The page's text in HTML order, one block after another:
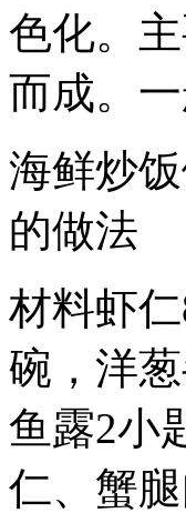
色化。
而成。
海鲜炒
的做法
材料虾
碗，洋
鱼露2小
仁、蟹